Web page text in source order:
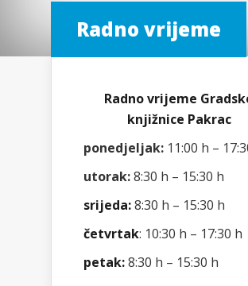
Radno vrijeme
Radno vrijeme
knjižnice Pakrac
ponedjeljak: 11:00 h –
utorak:8:30 h – 15:30 h
srijeda:8:30 h – 15:30 h
četvrtak: 10:30 h – 17:30 h
petak:8:30 h – 15:30 h